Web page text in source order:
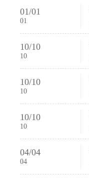
01/01
01
10/10
10
10/10
10
10/10
10
04/04
04